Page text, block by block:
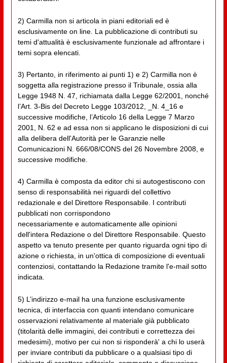
2) Carmilla non si articola in piani editoriali ed è
esclusivamente on line. La pubblicazione di contributi su
temi d'attualità è esclusivamente funzionale ad affrontare i
temi sopra elencati.
3) Pertanto, in riferimento ai punti 1) e 2) Carmilla non è
soggetta alla registrazione presso il Tribunale, ossia alla
Legge 1948 N. 47, richiamata dalla Legge 62/2001, nonché
l’Art. 3-Bis del Decreto Legge 103/2012, _N. 4_16 e
successive modifiche, l’Articolo 16 della Legge 7 Marzo
2001, N. 62 e ad essa non si applicano le disposizioni di cui
alla delibera dell'Autorità per le Garanzie nelle
Comunicazioni N. 666/08/CONS del 26 Novembre 2008, e
successive modifiche.
4) Carmilla è composta da editor chi si autogestiscono con
senso di responsabilità nei riguardi del collettivo
redazionale e del Direttore Responsabile. I contributi
pubblicati non corrispondono
necessariamente e automaticamente alle opinioni
dell'intera Redazione o del Direttore Responsabile. Questo
aspetto va tenuto presente per quanto riguarda ogni tipo di
azione o richiesta, in un'ottica di composizione di eventuali
contenziosi, contattando la Redazione tramite l'e-mail sotto
indicata.
5) L’indirizzo e-mail ha una funzione esclusivamente
tecnica, di interfaccia con quanti intendano comunicare
osservazioni relativamente al materiale già pubblicato
(titolarità delle immagini, dei contributi e correttezza dei
medesimi), motivo per cui non si risponderà' a chi lo userà
per inviare contributi da pubblicare o a qualsiasi tipo di